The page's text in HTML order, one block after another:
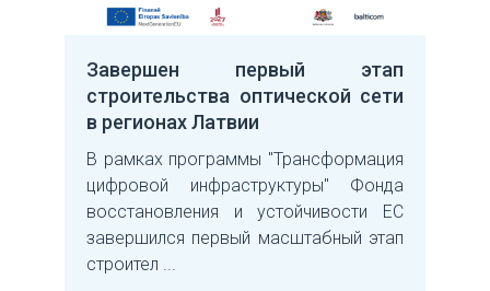
Завершен первый этап
строительства оптической сети
в регионах Латвии
В рамках программы "Трансформация
цифровой инфраструктуры" Фонда
восстановления и устойчивости ЕС
завершился первый масштабный этап
строител ...